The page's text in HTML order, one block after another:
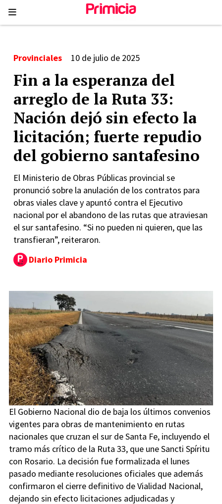
Fin a la esperanza del
arreglo de la Ruta 33:
Nación dejó sin efecto la
licitación; fuerte repudio
del gobierno santafesino
El Ministerio de Obras Públicas provincial se
pronunció sobre la anulación de los contratos para
obras viales clave y apuntó contra el Ejecutivo
nacional por el abandono de las rutas que atraviesan
el sur santafesino. “Si no pueden ni quieren, que las
transfieran”, reiteraron.
Provinciales 10 de julio de 2025
Diario Primicia
El Gobierno Nacional dio de baja los últimos convenios
vigentes para obras de mantenimiento en rutas
nacionales que cruzan el sur de Santa Fe, incluyendo el
tramo más crítico de la Ruta 33, que une Sancti Spíritu
con Rosario. La decisión fue formalizada el lunes
pasado mediante resoluciones oficiales que además
confirmaron el cierre definitivo de Vialidad Nacional,
dejando sin efecto licitaciones adjudicadas y